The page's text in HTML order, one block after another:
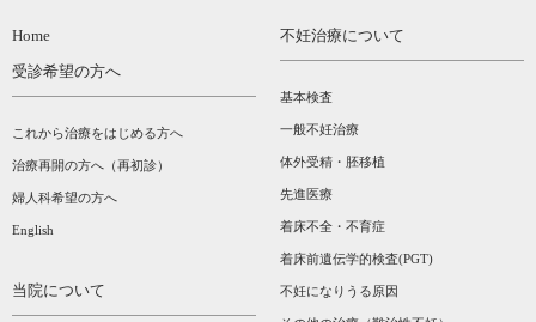
Home
受診希望の方へ
これから治療をはじめる方へ
治療再開の方へ（再初診）
婦人科希望の方へ
English
当院について
不妊治療について
基本検査
一般不妊治療
体外受精・胚移植
先進医療
着床不全・不育症
着床前遺伝学的検査(PGT)
不妊になりうる原因